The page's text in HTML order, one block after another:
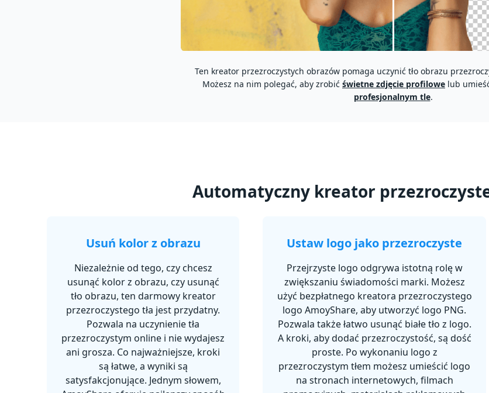
Ten kreator przezroczystych obrazów pomaga uczynić tło obrazu
Możesz na nim polegać, aby zrobić świetne zdjęcie profilowe lub
profesjonalnym tle.
Automatyczny kreator
Usuń kolor z obrazu
Niezależnie od tego, czy chcesz
usunąć kolor z obrazu, czy usunąć
tło obrazu, ten darmowy kreator
przezroczystego tła jest przydatny.
Pozwala na uczynienie tła
przezroczystym online i nie wydajesz
ani grosza. Co najważniejsze, kroki
są łatwe, a wyniki są
satysfakcjonujące. Jednym słowem,
Ustaw logo jako przezroczyste
Przejrzyste logo odgrywa istotną rolę w
zwiększaniu świadomości marki. Możesz
użyć bezpłatnego kreatora przezroczystego
logo AmoyShare, aby utworzyć logo PNG.
Pozwala także łatwo usunąć białe tło z logo.
A kroki, aby dodać przezroczystość, są dość
proste. Po wykonaniu logo z
przezroczystym tłem możesz umieścić logo
na stronach internetowych, filmach